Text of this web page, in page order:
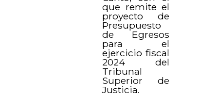
que remite el
proyecto de
Presupuesto
de Egresos
para el
ejercicio fiscal
2024 del
Tribunal
Superior de
Justicia.